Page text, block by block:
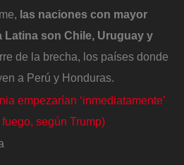
las naciones con mayor
Latina son Chile, Uruguay y
de la brecha, los países donde
a Perú y Honduras.
empezarían ‘inmediatamente’
según Trump)